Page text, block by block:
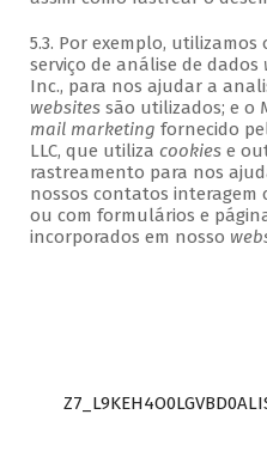
5.3. Por exemplo, utilizamos
serviço de análise de dados
Inc., para nos ajudar a
websites são utilizados; e o
mail marketing fornecido
LLC, que utiliza cookiese
rastreamento para nos
nossos contatos interagem
ou com formulários e
incorporados em nosso